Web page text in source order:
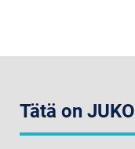
Tätä on JUKO